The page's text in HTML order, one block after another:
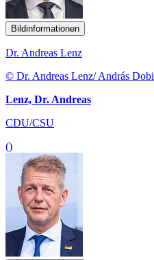
Bildinformationen
Dr. Andreas Lenz
© Dr. Andreas Lenz/ András Dobi
Lenz, Dr. Andreas
CDU/CSU
()